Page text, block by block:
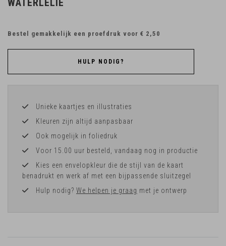
WATERLELIE
Bestel gemakkelijk een proefdruk voor € 2,50
HULP NODIG?
Unieke kaartjes en illustraties
Kleuren zijn altijd aanpasbaar
Ook mogelijk in foliedruk
Voor 15.00 uur besteld, vandaag nog in productie
Kies een envelopkleur die de stijl van de kaart
benadrukt en werk af met een bijpassende sluitzegel
Hulp nodig? We helpen je graag met je ontwerp